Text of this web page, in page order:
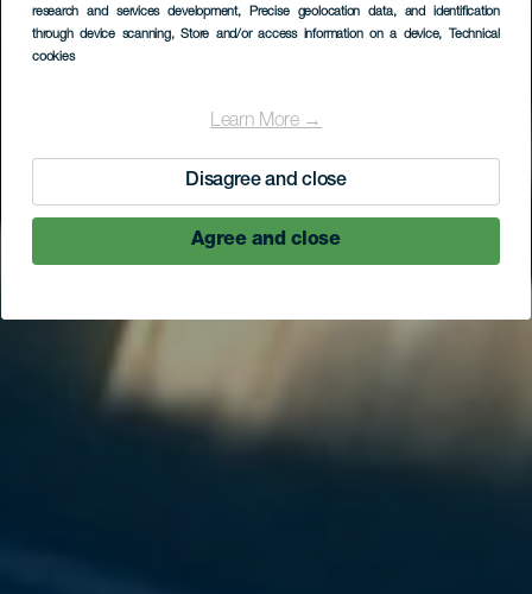
research and services development, Precise geolocation data, and identification
through device scanning, Store and/or access information on a device, Technical
cookies
Learn More →
Disagree and close
Agree and close